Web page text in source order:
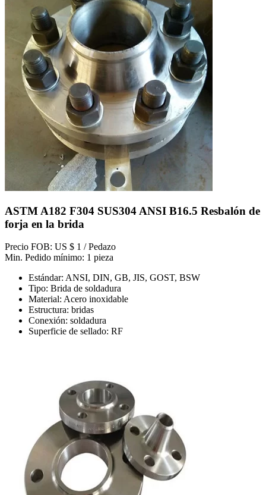
ASTM A182 F304 SUS304 ANSI B16.5 Resbalón de
forja en la brida
Precio FOB: US $ 1 / Pedazo
Min. Pedido mínimo: 1 pieza
Estándar: ANSI, DIN, GB, JIS, GOST, BSW
Tipo: Brida de soldadura
Material: Acero inoxidable
Estructura: bridas
Conexión: soldadura
Superficie de sellado: RF